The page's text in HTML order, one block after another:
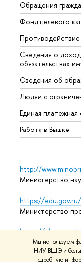
Мы используем
НИУ ВШЭ и
подробную
Обращения
Фонд целевого
Противодействие
Сведения о
обязательствах
Сведения об
Людям с
Единая платежная
Работа в Вышке
http://
Министерство
https://edu.gov.ru/
Министерство
https://
Массовые